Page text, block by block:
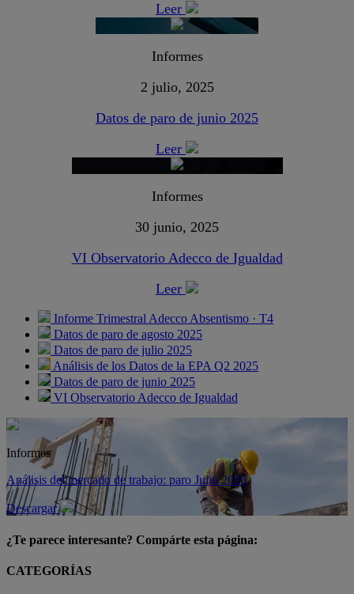
Leer
Informes
2 julio, 2025
Datos de paro de junio 2025
Leer
Informes
30 junio, 2025
VI Observatorio Adecco de Igualdad
Leer
Informe Trimestral Adecco Absentismo · T4
Datos de paro de agosto 2025
Datos de paro de julio 2025
Análisis de los Datos de la EPA Q2 2025
Datos de paro de junio 2025
VI Observatorio Adecco de Igualdad
Informes
Análisis del mercado de trabajo: paro Julio 2026
Descargar
¿Te parece interesante? Compárte esta página:
CATEGORÍAS